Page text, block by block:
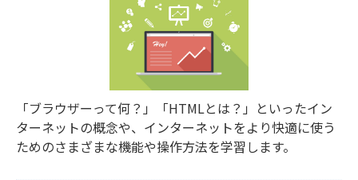
「ブラウザーって何？」「HTMLとは？」といったイン
ターネットの概念や、インターネットをより快適に使う
ためのさまざまな機能や操作方法を学習します。